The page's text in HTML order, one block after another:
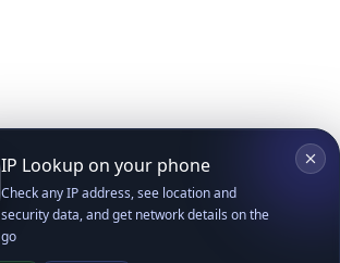
IP Lookup on your phone
Check any IP address, see location and
security data, and get network details on the
go